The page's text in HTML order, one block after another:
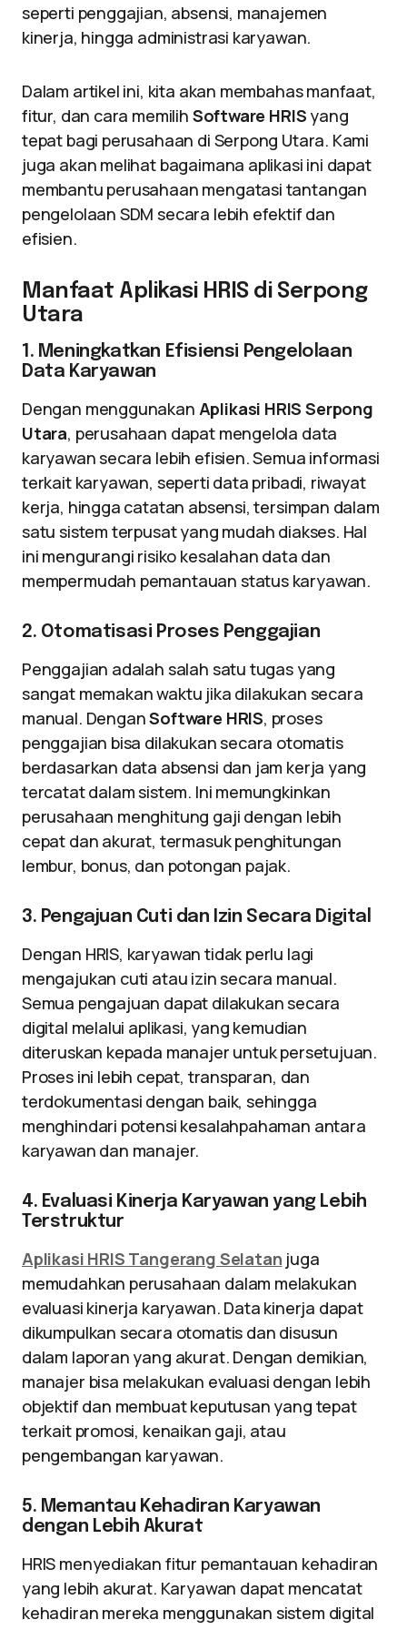
seperti penggajian, absensi, manajemen
kinerja, hingga administrasi karyawan.
Dalam artikel ini, kita akan membahas manfaat,
fitur, dan cara memilih Software HRIS yang
tepat bagi perusahaan di Serpong Utara. Kami
juga akan melihat bagaimana aplikasi ini dapat
membantu perusahaan mengatasi tantangan
pengelolaan SDM secara lebih efektif dan
efisien.
Manfaat Aplikasi HRIS di Serpong
Utara
1. Meningkatkan Efisiensi Pengelolaan
Data Karyawan
Dengan menggunakan Aplikasi HRIS Serpong
Utara, perusahaan dapat mengelola data
karyawan secara lebih efisien. Semua informasi
terkait karyawan, seperti data pribadi, riwayat
kerja, hingga catatan absensi, tersimpan dalam
satu sistem terpusat yang mudah diakses. Hal
ini mengurangi risiko kesalahan data dan
mempermudah pemantauan status karyawan.
2. Otomatisasi Proses Penggajian
Penggajian adalah salah satu tugas yang
sangat memakan waktu jika dilakukan secara
manual. DenganSoftware HRIS, proses
penggajian bisa dilakukan secara otomatis
berdasarkan data absensi dan jam kerja yang
tercatat dalam sistem. Ini memungkinkan
perusahaan menghitung gaji dengan lebih
cepat dan akurat, termasuk penghitungan
lembur, bonus, dan potongan pajak.
3. Pengajuan Cuti dan Izin Secara Digital
Dengan HRIS, karyawan tidak perlu lagi
mengajukan cuti atau izin secara manual.
Semua pengajuan dapat dilakukan secara
digital melalui aplikasi, yang kemudian
diteruskan kepada manajer untuk persetujuan.
Proses ini lebih cepat, transparan, dan
terdokumentasi dengan baik, sehingga
menghindari potensi kesalahpahaman antara
karyawan dan manajer.
4. Evaluasi Kinerja Karyawan yang Lebih
Terstruktur
Aplikasi HRIS Tangerang Selatan juga
memudahkan perusahaan dalam melakukan
evaluasi kinerja karyawan. Data kinerja dapat
dikumpulkan secara otomatis dan disusun
dalam laporan yang akurat. Dengan demikian,
manajer bisa melakukan evaluasi dengan lebih
objektif dan membuat keputusan yang tepat
terkait promosi, kenaikan gaji, atau
pengembangan karyawan.
5. Memantau Kehadiran Karyawan
dengan Lebih Akurat
HRIS menyediakan fitur pemantauan kehadiran
yang lebih akurat. Karyawan dapat mencatat
kehadiran mereka menggunakan sistem digital